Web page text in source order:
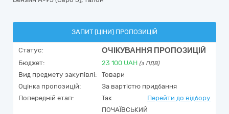
ЗАПИТ (ЦІНИ) ПРОПОЗИЦІЙ
Статус: ОЧІКУВАННЯ ПРОПОЗИЦІЙ
Бюджет: 23 100 UAH (з ПДВ)
Вид предмету закупівлі:
Товари
Оцінка пропозицій:
За вартістю придбання
Попередній етап:
Так Перейти до відбору
ПОЧАЇВСЬКИЙ